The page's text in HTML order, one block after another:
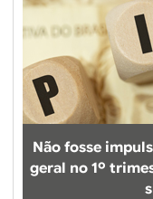
Não fosse
geral no 1º